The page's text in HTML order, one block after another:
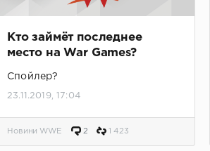
Кто займёт последнее
место на War Games?
Спойлер?
23.11.2019, 17:04
Новини WWE 2 1 423